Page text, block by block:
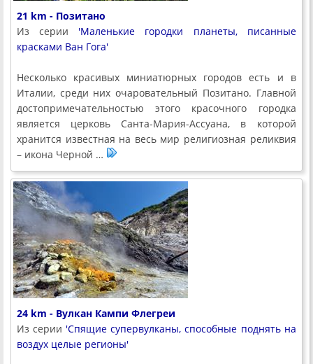
21 km - Позитано
Из серии 'Маленькие городки планеты, писанные
красками Ван Гога'
Несколько красивых миниатюрных городов есть и в
Италии, среди них очаровательный Позитано. Главной
достопримечательностью этого красочного городка
является церковь Санта-Мария-Ассуана, в которой
хранится известная на весь мир религиозная реликвия
– икона Черной …
24 km - Вулкан Кампи Флегреи
Из серии 'Спящие супервулканы, способные поднять на
воздух целые регионы'